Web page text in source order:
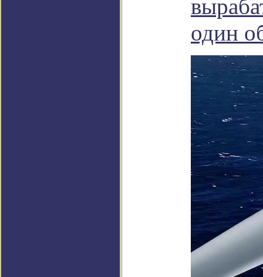
один